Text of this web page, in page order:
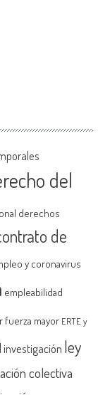
del
derechos
de
y coronavirus
empleabilidad
fuerza mayor ERTE y
investigación ley
colectiva